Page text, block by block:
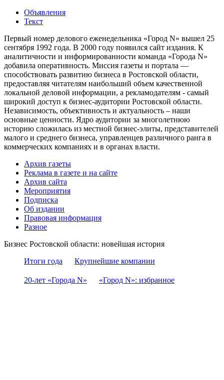
Объявления
Текст
Первый номер делового еженедельника «Город N» вышел 25
сентября 1992 года. В 2000 году появился сайт издания. К
аналитичности и информированности команда «Города N»
добавила оперативность. Миссия газеты и портала —
способствовать развитию бизнеса в Ростовской области,
предоставляя читателям наибольший объем качественной
локальной деловой информации, а рекламодателям - самый
широкий доступ к бизнес-аудитории Ростовской области.
Независимость, объективность и актуальность – наши
основные ценности. Ядро аудитории за многолетнюю
историю сложилась из местной бизнес-элиты, представителей
малого и среднего бизнеса, управленцев различного ранга в
коммерческих компаниях и в органах власти.
Архив газеты
Реклама в газете и на сайте
Архив сайта
Мероприятия
Подписка
Об издании
Правовая информация
Разное
Бизнес Ростовской области: новейшая история
Итоги года
Крупнейшие компании
20-лет «Города N» «Город N»: избранное